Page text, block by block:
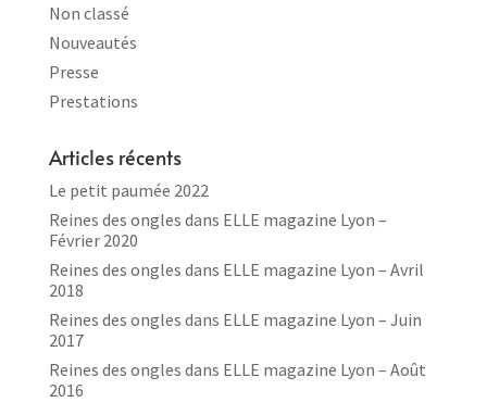
Non classé
Nouveautés
Presse
Prestations
Articles récents
Le petit paumée 2022
Reines des ongles dans ELLE magazine Lyon –
Février 2020
Reines des ongles dans ELLE magazine Lyon – Avril
2018
Reines des ongles dans ELLE magazine Lyon – Juin
2017
Reines des ongles dans ELLE magazine Lyon – Août
2016